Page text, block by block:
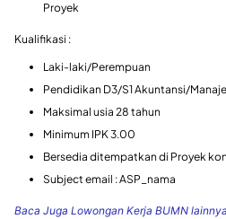
Proyek
Kualifikasi :
Laki-laki/Perempuan
Pendidikan D3/S1 Akuntansi/
Maksimal usia 28 tahun
Minimum IPK 3.00
Bersedia ditempatkan di Proyek
Subject email : ASP_nama
Baca Juga Lowongan Kerja BUMN lainnya